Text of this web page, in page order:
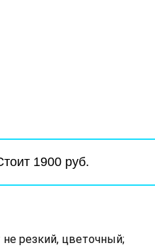
1900 руб.
не резкий, цветочный;